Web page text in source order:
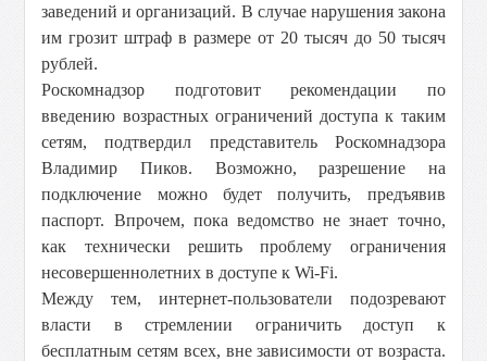
заведений и организаций. В случае нарушения закона
им грозит штраф в размере от 20 тысяч до 50 тысяч
рублей.
Роскомнадзор подготовит рекомендации по
введению возрастных ограничений доступа к таким
сетям, подтвердил представитель Роскомнадзора
Владимир Пиков. Возможно, разрешение на
подключение можно будет получить, предъявив
паспорт. Впрочем, пока ведомство не знает точно,
как технически решить проблему ограничения
несовершеннолетних в доступе к Wi-Fi.
Между тем, интернет-пользователи подозревают
власти в стремлении ограничить доступ к
бесплатным сетям всех, вне зависимости от возраста.